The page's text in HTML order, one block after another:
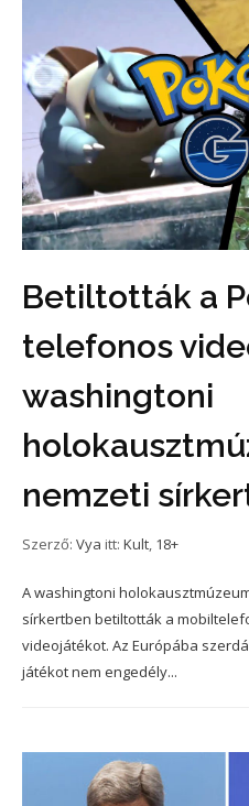
Betiltották a
telefonos
washingtoni
nemzeti
Szerző: Vya itt: Kult, 18+
A washingtoni
sírkertben betiltották a
videojátékot. Az Európába
játékot nem engedély...